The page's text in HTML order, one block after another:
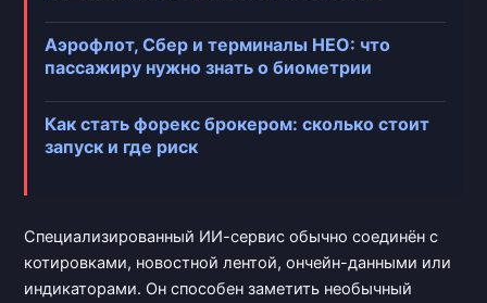
Аэрофлот, Сбер и терминалы НЕО: что
пассажиру нужно знать о биометрии
Как стать форекс брокером: сколько стоит
запуск и где риск
Специализированный ИИ-сервис обычно соединён с
котировками, новостной лентой, ончейн-данными или
индикаторами. Он способен заметить необычный